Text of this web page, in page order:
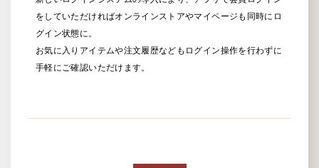
をしていただければオンラインストアやマイページも同時にロ
グイン状態に。
お気に入りアイテムや注文履歴などもログイン操作を行わずに
手軽にご確認いただけます。